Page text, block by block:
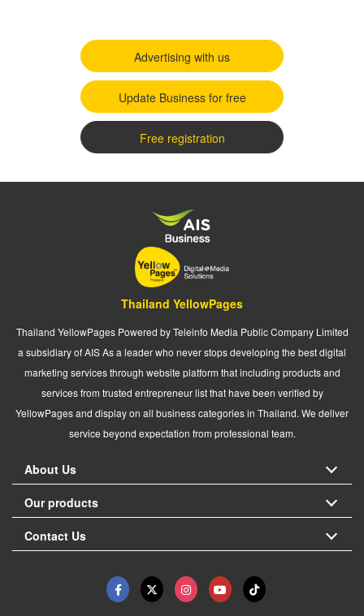
Advertising with us
Update Business for free
Free registration
Thailand YellowPages
Thailand YellowPages Powered by Teleinfo Media Public Company Limited
a subsidiary of AIS As a leader who never stops developing the best digital
marketing services through website platform that including products and
services from trusted entrepreneur list that have been verified by
YellowPages and display on all business categories in Thailand. We deliver
service beyond expectation from professional team.
About Us
Our products
Contact Us